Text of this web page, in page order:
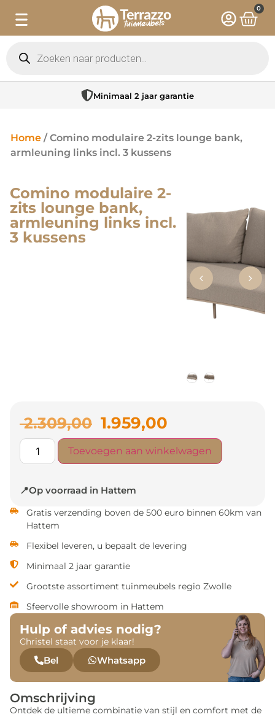
0
Minimaal 2 jaar garantie
Home / Comino modulaire 2-zits lounge bank,
armleuning links incl. 3 kussens
Comino modulaire 2-
zits lounge bank,
armleuning links incl.
3 kussens
2.309,00 1.959,00
Toevoegen aan winkelwagen
📍Op voorraad in Hattem
Gratis verzending boven de 500 euro binnen 60km van
Hattem
Flexibel leveren, u bepaalt de levering
Minimaal 2 jaar garantie
Grootste assortiment tuinmeubels regio Zwolle
Sfeervolle showroom in Hattem
Hulp of advies nodig?
Christel staat voor je klaar!
Bel Whatsapp
Omschrijving
Ontdek de ultieme combinatie van stijl en comfort met de